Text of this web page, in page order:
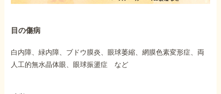
目の傷病
白内障、緑内障、ブドウ膜炎、眼球萎縮、網膜色素変形症、両
人工的無水晶体眼、眼球振盪症 など